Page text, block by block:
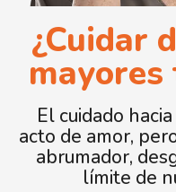
¿Cuidar
mayores
El cuidado
acto de amor,
abrumador,
límite de